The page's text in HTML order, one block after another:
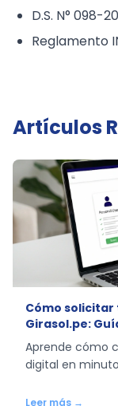
D.S. N° 098-
Reglamento
Artículos
Cómo
Girasol.pe:
Aprende cómo
digital en
Leer más →